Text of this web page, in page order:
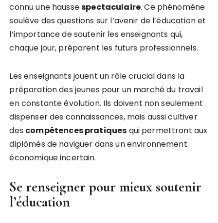
connu une haussespectaculaire. Ce phénomène
soulève des questions sur l’avenir de l’éducation et
l’importance de soutenir les enseignants qui,
chaque jour, préparent les futurs professionnels.
Les enseignants jouent un rôle crucial dans la
préparation des jeunes pour un marché du travail
en constante évolution. Ils doivent non seulement
dispenser des connaissances, mais aussi cultiver
des compétencespratiques qui permettront aux
diplômés de naviguer dans un environnement
économique incertain.
Se renseigner pour mieux soutenir
l’éducation